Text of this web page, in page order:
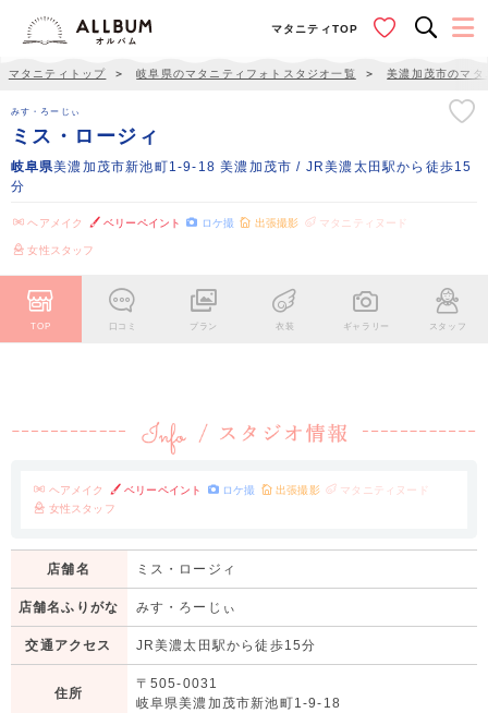
マタニティTOP
マタニティトップ ＞ 岐阜県のマタニティフォトスタジオ一覧 ＞ 美濃加茂市のマ
みす・ろーじぃ
ミス・ロージィ
岐阜県美濃加茂市新池町1-9-18 美濃加茂市 / JR美濃太田駅から徒歩15
分
ヘアメイク ベリーペイント ロケ撮 出張撮影 マタニティヌード
女性スタッフ
TOP 口コミ プラン 衣装 ギャラリー スタッフ
ヘアメイク ベリーペイント ロケ撮 出張撮影
マタニティヌード
女性スタッフ
店舗名 ミス・ロージィ
店舗名ふりがな みす・ろーじぃ
交通アクセス JR美濃太田駅から徒歩15分
住所
〒505-0031
岐阜県美濃加茂市新池町1-9-18